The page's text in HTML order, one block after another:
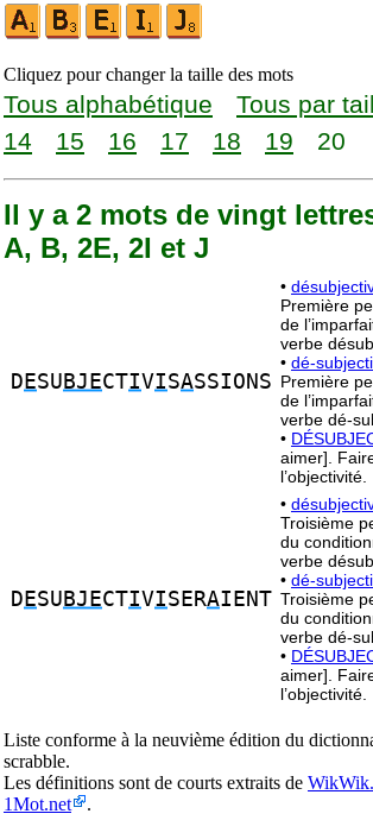
Cliquez pour changer la taille des mots
Tous alphabétique Tous par
14
15 16 17 18 19 20
Il y a 2 mots de vingt
A, B, 2E, 2I et J
D ESU BJECTIVISASSIONS
•
Première
de
verbe
• dé-
Première
de
verbe dé-
•
aimer].
l’objectivité.
D ESU BJECTIVISERAIENT
•
Troisième
du
verbe
• dé-
Troisième
du
verbe dé-
•
aimer].
l’objectivité.
Liste conforme à la neuvième édition du
scrabble.
Les définitions sont de courts extraits de
1Mot.net
.